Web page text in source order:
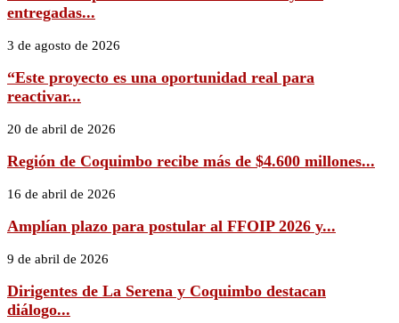
entregadas...
3 de agosto de 2026
“Este proyecto es una oportunidad real para
reactivar...
20 de abril de 2026
Región de Coquimbo recibe más de $4.600 millones...
16 de abril de 2026
Amplían plazo para postular al FFOIP 2026 y...
9 de abril de 2026
Dirigentes de La Serena y Coquimbo destacan
diálogo...